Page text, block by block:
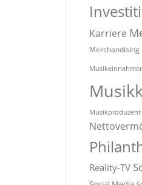
Karriere
Merchandising
Musikproduzent
Reality-TV